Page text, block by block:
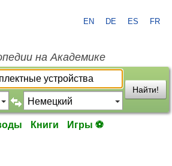
EN DE ES FR
на Академике
Найти!
Книги Игры ⚽